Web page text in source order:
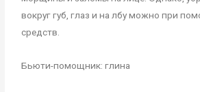
вокруг губ, глаз и на лбу можно при
средств.
Бьюти-помощник: глина